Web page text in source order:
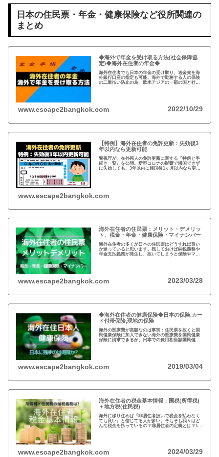
日本の住民票・年金・健康保険など役所関連の
まとめ
◆海外で年金を受け取る方法(社会保障協
定)◆海外在住者の年金◆
海外在住者でも日本の年金の受け取り、送金先を海
外銀行口座の指定も可能。海外で勤務する人の保険
の二重払い防止の為、欧米アジアの一部の国と社会
www.escape2bangkok.com 2022/10/29
【特例】海外在住者の免許更新：失効後3
年以内なら更新可能
警視庁が、在外邦人の免許更新に関する『特例と手
続き一覧』を公開。新型コロナの影響で帰国できず
に失効しても、3年以内に帰国後1ヶ月以内なら更新
www.escape2bangkok.com
海外在住者の住民票：メリット・デメリッ
ト、税金・年金・健康保険・マイナンバー
海外在住者の多くが日本の住民票はどうすれば良い
か迷っていると思います。残しておけば納税義務や
年金支払義務が発生し、抜いてしまうと保険やマイ
www.escape2bangkok.com 2023/03/28
◆海外在住者の健康保険◆日本の保険,カー
ド付帯保険,現地の保険
海外の医療費が高額なのは事実：住民票を抜くと国
民健康保険に加入できない海外の医療費を国民健康
保険に請求できるが、日本での費用相当額国民健康
www.escape2bangkok.com 2019/03/04
海外在住者の税金基本情報：国税(所得税)
＋地方税(住民税)
海外に移り住めば『非居住者扱いで税金を払わなく
ても良い』と信じてる人が多い。そもそも我々はど
んな税金を払っているの？非居住者の定義とは？1月
www.escape2bangkok.com 2024/03/29